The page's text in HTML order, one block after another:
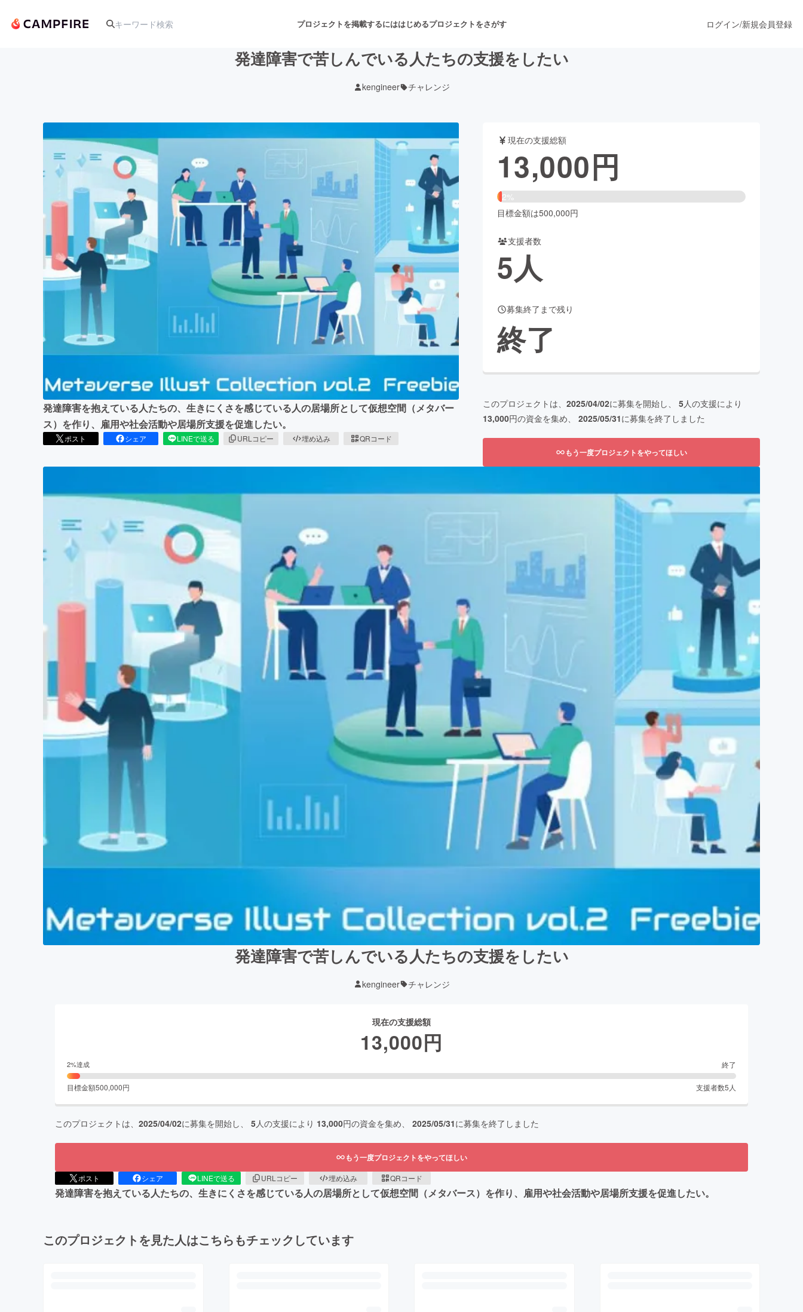
プロジェクトを掲載するにははじめるプロジェクトをさがす
アート・写真 舞台・パフォーマンス
テクノロジー・ガジェット ゲーム・サービス開発 フード・飲食店 ファッション
映像・映画 書籍・雑誌出版 アニメ・漫画
ビジネス・起業 チャレンジ ビューティー・ヘルスケア
CAMPFIRE for Social GoodCAMPFIRE Creation
CAMPFIREふるさと納税
machi-ya コミュニティ
ログイン/新規会員登録
発達障害で苦しんでいる人たちの支援をしたい
kengineer チャレンジ
発達障害を抱えている人たちの、生きにくさを感じている人の居場所として仮想空間（メタバー
ス）を作り、雇用や社会活動や居場所支援を促進したい。
ポスト シェア LINEで送る URLコピー 埋め込み QRコード
現在の支援総額
13,000円
2%
目標金額は500,000円
支援者数
5人
募集終了まで残り
終了
このプロジェクトは、 2025/04/02に募集を開始し、 5人の支援により
13,000円の資金を集め、 2025/05/31に募集を終了しました
もう一度プロジェクトをやってほしい
発達障害で苦しんでいる人たちの支援をしたい
kengineer チャレンジ
現在の支援総額
13,000円
2%達成 終了
目標金額500,000円 支援者数5 人
このプロジェクトは、 2025/04/02に募集を開始し、 5人の支援により 13,000円の資金を集め、 2025/05/31に募集を終了しました
もう一度プロジェクトをやってほしい
ポスト シェア LINEで送る URLコピー 埋め込み QRコード
発達障害を抱えている人たちの、生きにくさを感じている人の居場所として仮想空間（メタバース）を作り、雇用や社会活動や居場所支援を促進したい。
このプロジェクトを見た人はこちらもチェックしています